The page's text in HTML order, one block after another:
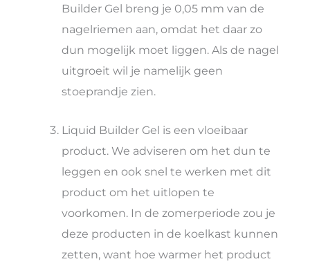
Builder Gel breng je 0,05 mm van de
nagelriemen aan, omdat het daar zo
dun mogelijk moet liggen. Als de nagel
uitgroeit wil je namelijk geen
stoeprandje zien.
Liquid Builder Gel is een vloeibaar
product. We adviseren om het dun te
leggen en ook snel te werken met dit
product om het uitlopen te
voorkomen. In de zomerperiode zou je
deze producten in de koelkast kunnen
zetten, want hoe warmer het product